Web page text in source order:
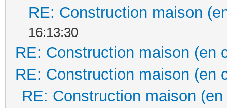
RE: Construction maison
16:13:30
RE: Construction maison (en
RE: Construction maison (en
RE: Construction maison